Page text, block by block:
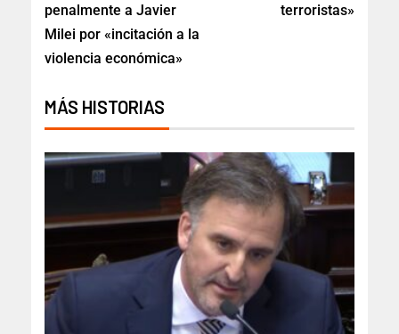
penalmente a Javier
Milei por «incitación a la
violencia económica»
terroristas»
MÁS HISTORIAS